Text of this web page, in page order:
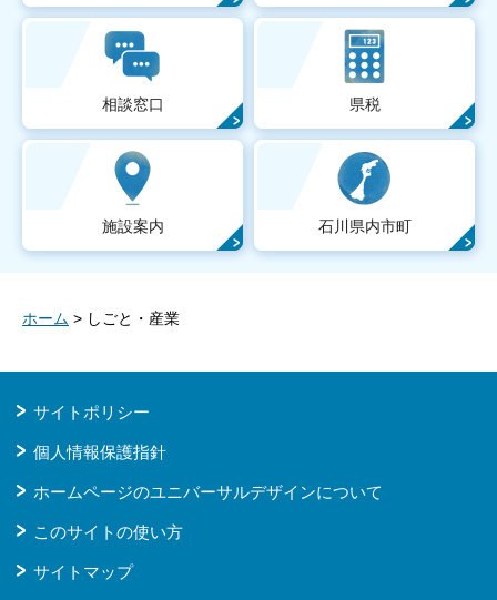
相談窓口 県税
施設案内 石川県内市町
ホーム > しごと・産業
サイトポリシー
個人情報保護指針
ホームページのユニバーサルデザインについて
このサイトの使い方
サイトマップ